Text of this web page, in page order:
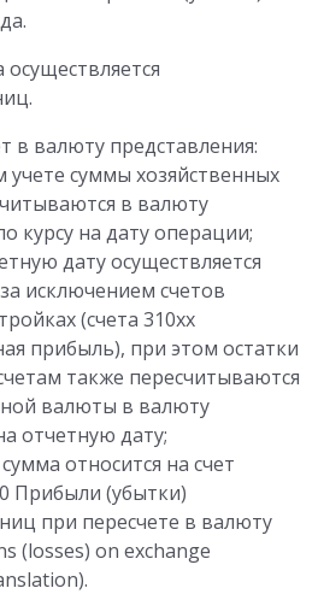
в валюту представления:
суммы хозяйственных
в валюту
курсу на дату операции;
дату осуществляется
исключением счетов
(счета 310xx
прибыль), при этом остатки
также пересчитываются
валюты в валюту
отчетную дату;
относится на счет
Прибыли (убытки)
при пересчете в валюту
(losses) on exchange